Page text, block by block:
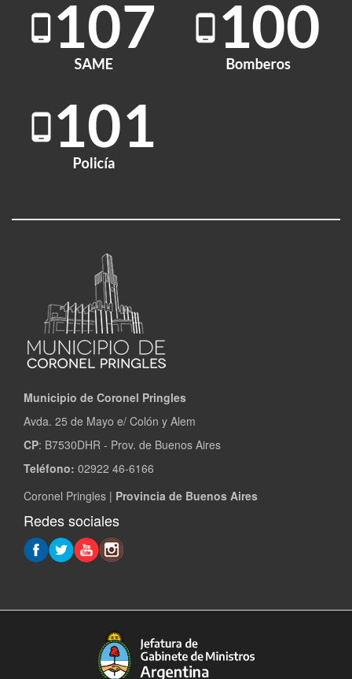
Municipio de Coronel Pringles
Avda. 25 de Mayo e/ Colón y Alem
CP: B7530DHR - Prov. de Buenos Aires
Teléfono: 02922 46-6166
Coronel Pringles | Provincia de Buenos Aires
Redes sociales